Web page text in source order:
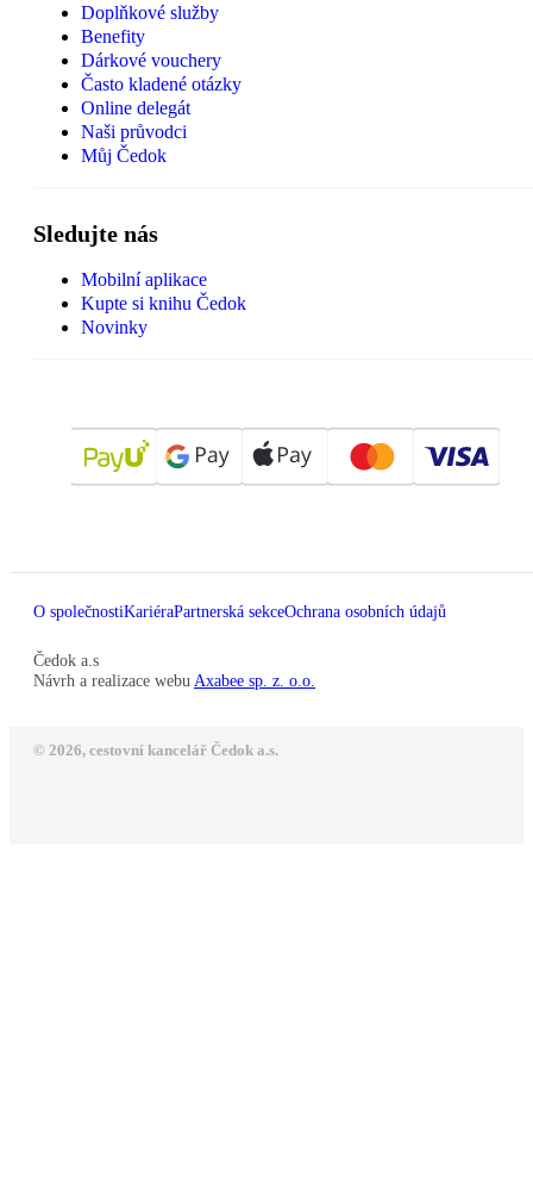
Doplňkové služby
Benefity
Dárkové vouchery
Často kladené otázky
Online delegát
Naši průvodci
Můj Čedok
Sledujte nás
Mobilní aplikace
Kupte si knihu Čedok
Novinky
O společnostiKariéraPartnerská sekceOchrana osobních údajů
Čedok a.s
Návrh a realizace webu Axabee sp. z. o.o.
© 2026, cestovní kancelář Čedok a.s.